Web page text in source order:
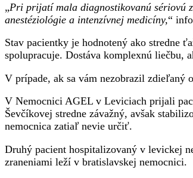
„Pri prijatí mala diagnostikovanú sériovú
anestéziológie a intenzívnej medicíny,“
Stav pacientky je hodnotený ako stredne
spolupracuje. Dostáva komplexnú liečbu,
V prípade, ak sa vám nezobrazil zdieľaný
V Nemocnici AGEL v Leviciach prijali
Ševčíkovej stredne závažný, avšak
nemocnica zatiaľ nevie určiť.
Druhý pacient hospitalizovaný v levickej
zraneniami leží v bratislavskej nemocnici.